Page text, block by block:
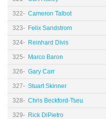
322- Cameron Talbot
323- Felix Sandstrom
324- Reinhard Divis
325- Marco Baron
326- Gary Carr
327- Stuart Skinner
328- Chris Beckford-Tseu
329- Rick DiPietro